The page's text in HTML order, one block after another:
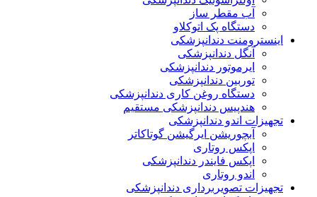
آب مقطر ساز
دستگاه پک اتوکلاو
اینسترومنت دندانپزشکی
آنگل دندانپزشکی
ایرموتور دندانپزشکی
توربین دندانپزشکی
دستگاه روغن کاری دندانپزشکی
هندپیس دندانپزشکی مستقیم
تجهیزات اندو دندانپزشکی
آبچوریشن ایرگیشن گوتاکاتر
اپکس روتاری
اپکس فایندر دندانپزشکی
اندو روتاری
تجهیزات تصویربرداری دندانپزشکی